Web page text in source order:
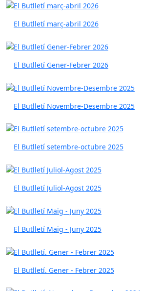
El Butlletí març-abril 2026
El Butlletí Gener-Febrer 2026
El Butlletí Novembre-Desembre 2025
El Butlletí setembre-octubre 2025
El Butlletí Juliol-Agost 2025
El Butlletí Maig - Juny 2025
El Butlletí. Gener - Febrer 2025